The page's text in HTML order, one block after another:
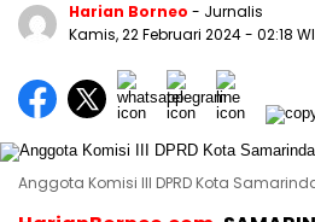
Harian Borneo - Jurnalis
Kamis, 22 Februari 2024- 02:18
Anggota Komisi III DPRD Kota